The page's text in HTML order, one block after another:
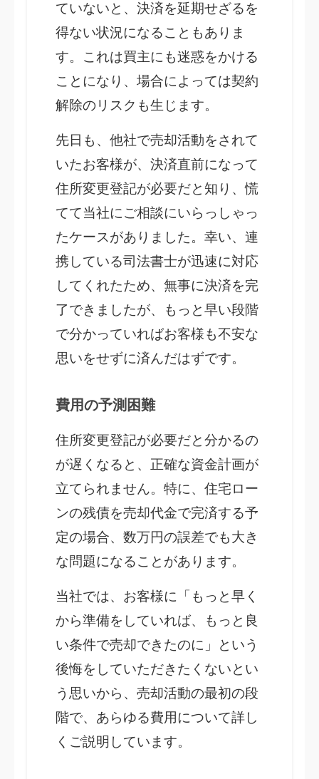
ていないと、決済を延期せざるを
得ない状況になることもありま
す。これは買主にも迷惑をかける
ことになり、場合によっては契約
解除のリスクも生じます。
先日も、他社で売却活動をされて
いたお客様が、決済直前になって
住所変更登記が必要だと知り、慌
てて当社にご相談にいらっしゃっ
たケースがありました。幸い、連
携している司法書士が迅速に対応
してくれたため、無事に決済を完
了できましたが、もっと早い段階
で分かっていればお客様も不安な
思いをせずに済んだはずです。
費用の予測困難
住所変更登記が必要だと分かるの
が遅くなると、正確な資金計画が
立てられません。特に、住宅ロー
ンの残債を売却代金で完済する予
定の場合、数万円の誤差でも大き
な問題になることがあります。
当社では、お客様に「もっと早く
から準備をしていれば、もっと良
い条件で売却できたのに」という
後悔をしていただきたくないとい
う思いから、売却活動の最初の段
階で、あらゆる費用について詳し
くご説明しています。